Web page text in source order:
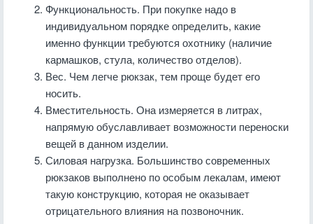
Функциональность. При покупке надо в
индивидуальном порядке определить, какие
именно функции требуются охотнику (наличие
кармашков, стула, количество отделов).
Вес. Чем легче рюкзак, тем проще будет его
носить.
Вместительность. Она измеряется в литрах,
напрямую обуславливает возможности переноски
вещей в данном изделии.
Силовая нагрузка. Большинство современных
рюкзаков выполнено по особым лекалам, имеют
такую конструкцию, которая не оказывает
отрицательного влияния на позвоночник.